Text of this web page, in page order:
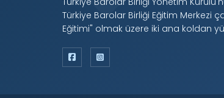
Türkiye Barolar Birliği Eğitim Merkezi
Eğitimi" olmak üzere iki ana koldan